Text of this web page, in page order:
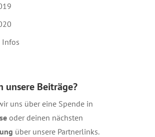
Infos
unsere Beiträge?
uns über eine Spende in
oder deinen nächsten
über unsere Partnerlinks.